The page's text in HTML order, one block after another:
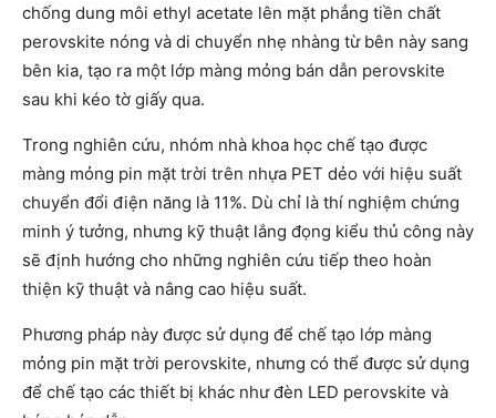
chống dung môi ethyl acetate lên mặt phẳng tiền chất
perovskite nóng và di chuyển nhẹ nhàng từ bên này sang
bên kia, tạo ra một lớp màng mỏng bán dẫn perovskite
sau khi kéo tờ giấy qua.
Trong nghiên cứu, nhóm nhà khoa học chế tạo được
màng mỏng pin mặt trời trên nhựa PET dẻo với hiệu suất
chuyển đổi điện năng là 11%. Dù chỉ là thí nghiệm chứng
minh ý tưởng, nhưng kỹ thuật lắng đọng kiểu thủ công này
sẽ định hướng cho những nghiên cứu tiếp theo hoàn
thiện kỹ thuật và nâng cao hiệu suất.
Phương pháp này được sử dụng để chế tạo lớp màng
mỏng pin mặt trời perovskite, nhưng có thể được sử dụng
để chế tạo các thiết bị khác như đèn LED perovskite và